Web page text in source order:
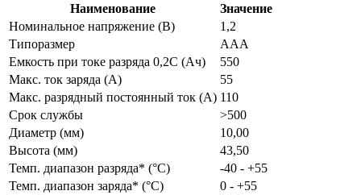
Наименование
Значение
Номинальное напряжение (В)
1,2
Типоразмер
AAA
Емкость при токе разряда 0,2С (Ач)
550
Макс. ток заряда (А)
55
Макс. разрядный постоянный ток (А) 110
Срок службы
>500
Диаметр (мм)
10,00
Высота (мм)
43,50
Темп. диапазон разряда* (°C)
-40 - +55
Темп. диапазон заряда* (°C)
0 - +55